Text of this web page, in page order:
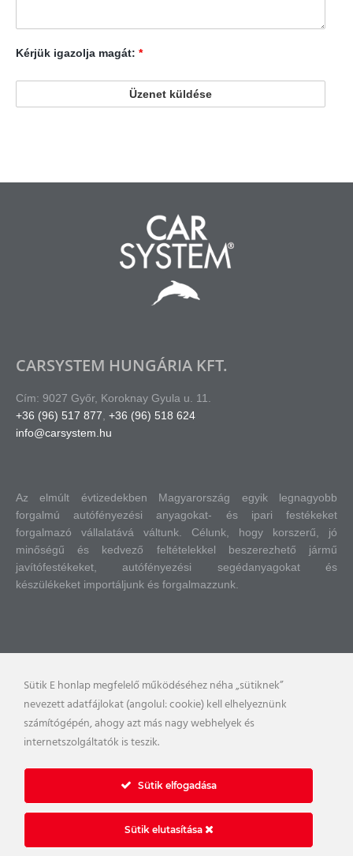
Kérjük igazolja magát: *
CARSYSTEM HUNGÁRIA KFT.
Cím: 9027 Győr, Koroknay Gyula u. 11.
+36 (96) 517 877, +36 (96) 518 624
info@carsystem.hu
Az elmúlt évtizedekben Magyarország egyik legnagyobb
forgalmú autófényezési anyagokat- és ipari festékeket
forgalmazó vállalatává váltunk. Célunk, hogy korszerű, jó
minőségű és kedvező feltételekkel beszerezhető jármű
javítófestékeket, autófényezési segédanyagokat és
készülékeket importáljunk és forgalmazzunk.
Impresszum Nyilatkozatok, tájékoztatók
Sütik E honlap megfelelő működéséhez néha „sütiknek”
nevezett adatfájlokat (angolul: cookie) kell elhelyeznünk
számítógépén, ahogy azt más nagy webhelyek és
internetszolgáltatók is teszik.
Sütik elfogadása
Sütik elutasítása